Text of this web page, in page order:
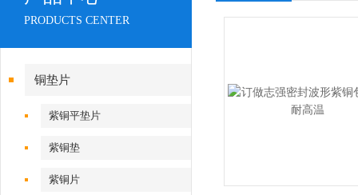
PRODUCTS CENTER
铜垫片
紫铜平垫片
紫铜垫
紫铜片